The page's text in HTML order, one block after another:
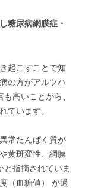
糖尿病網膜症・
起こすことで知
の方がアルツハ
高いことから、
ています。
常たんぱく質が
黄斑変性、網膜
指摘されていま
（血糖値） が過